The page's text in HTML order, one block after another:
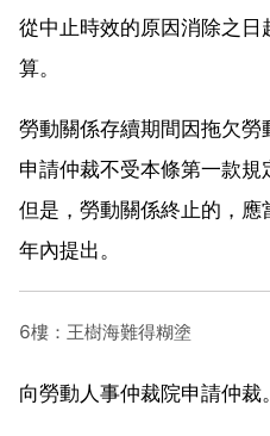
從中止時效的原因消除之
算。
勞動關係存續期間因拖欠
申請仲裁不受本條第一款規
但是，勞動關係終止的，
年內提出。
6樓：王樹海難得糊塗
向勞動人事仲裁院申請仲裁。